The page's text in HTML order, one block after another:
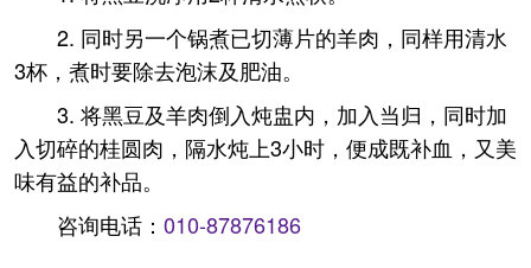
2. 同时另一个锅煮已切薄片的羊肉，同样用清水
3杯，煮时要除去泡沫及肥油。
3. 将黑豆及羊肉倒入炖盅内，加入当归，同时加
入切碎的桂圆肉，隔水炖上3小时，便成既补血，又美
味有益的补品。
咨询电话： 010-87876186